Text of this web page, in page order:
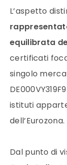
L’aspetto
equilibrata
certificati
singolo
istituti
dell’Eurozona.
Dal punto di